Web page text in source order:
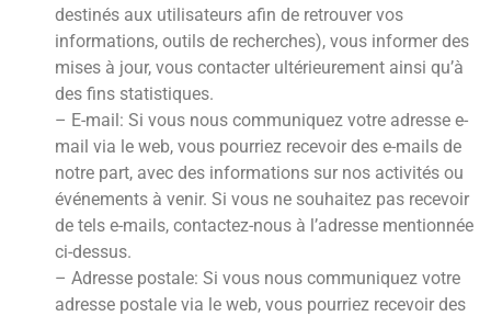
destinés aux utilisateurs afin de retrouver vos
informations, outils de recherches), vous informer des
mises à jour, vous contacter ultérieurement ainsi qu’à
des fins statistiques.
– E-mail: Si vous nous communiquez votre adresse e-
mail via le web, vous pourriez recevoir des e-mails de
notre part, avec des informations sur nos activités ou
événements à venir. Si vous ne souhaitez pas recevoir
de tels e-mails, contactez-nous à l’adresse mentionnée
ci-dessus.
– Adresse postale: Si vous nous communiquez votre
adresse postale via le web, vous pourriez recevoir des